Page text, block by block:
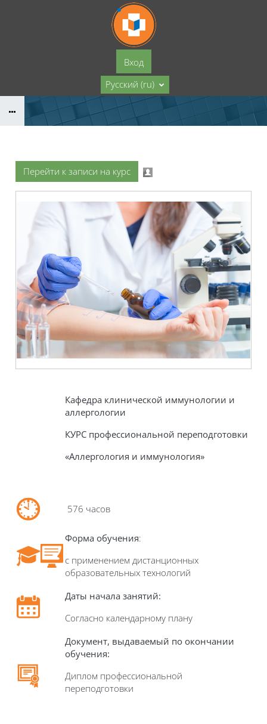
Перейти к основному содержанию
Вход
Русский ‎(ru)‎
Перейти к записи на курс
Кафедра клинической иммунологии и
аллергологии
КУРС профессиональной переподготовки
«Аллергология и иммунология»
576 часов
Форма обучения:
с применением дистанционных
образовательных технологий
Даты начала занятий:
Согласно календарному плану
Документ, выдаваемый по окончании
обучения:
Диплом профессиональной
переподготовки